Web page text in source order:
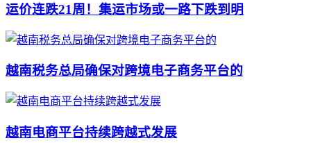
运价连跌21周！集运市场或一路下跌到明
越南税务总局确保对跨境电子商务平台的
越南电商平台持续跨越式发展